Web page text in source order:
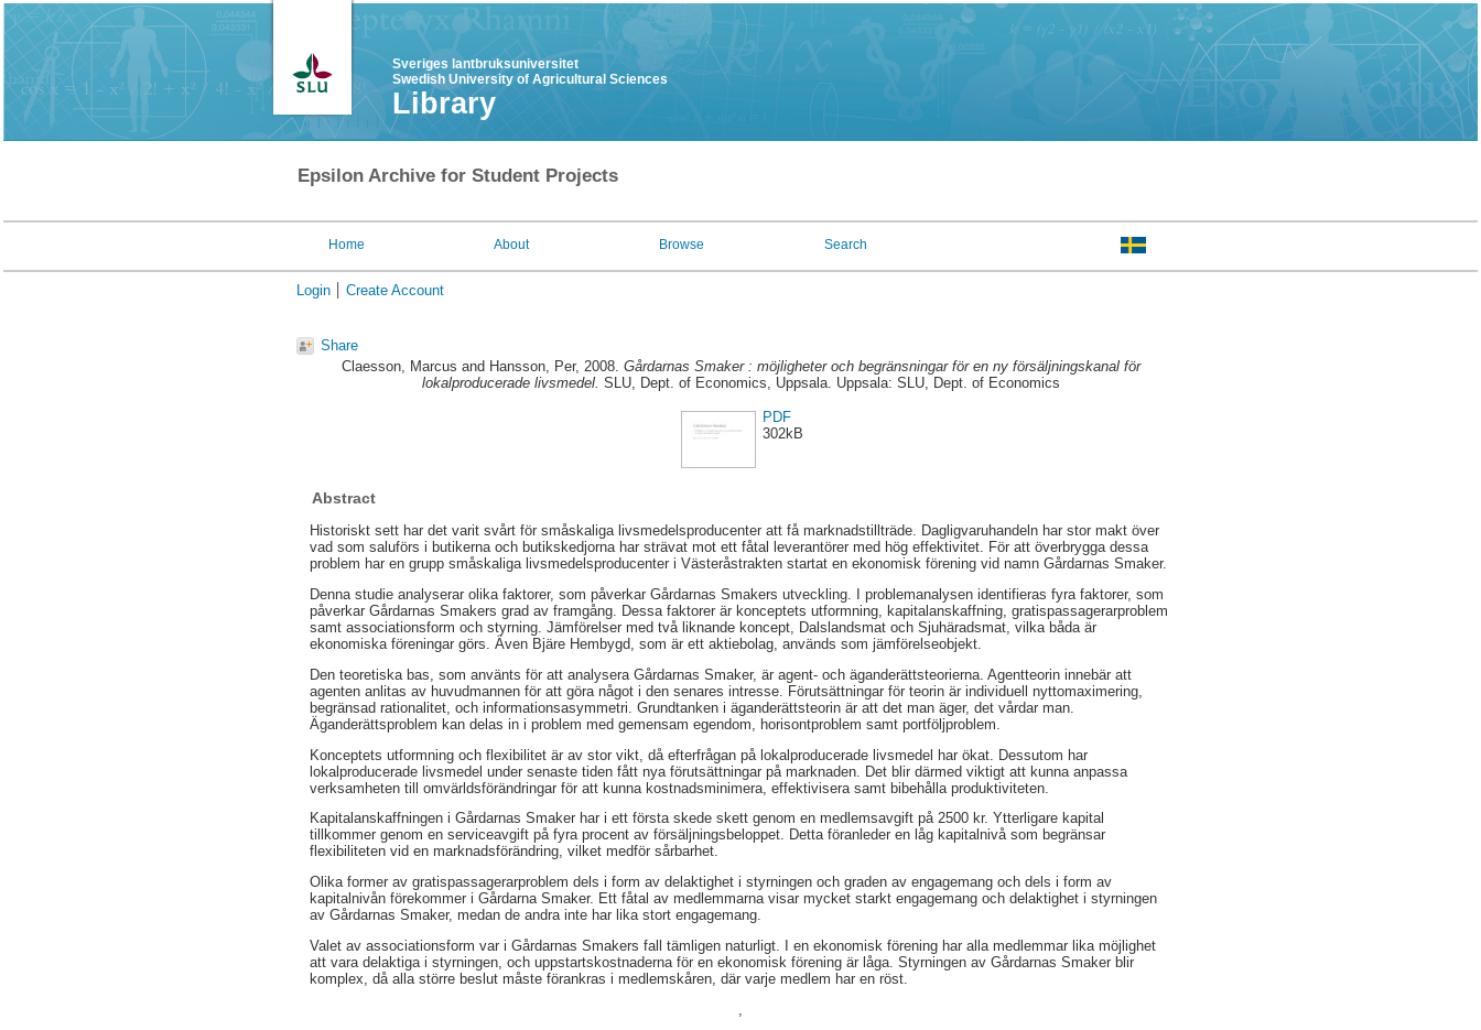
Sveriges lantbruksuniversitet
Swedish University of Agricultural Sciences
Library
Epsilon Archive for Student Projects
Home About Browse Search
Login Create Account
Share
Claesson, Marcus and Hansson, Per, 2008. Gårdarnas Smaker : möjligheter och begränsningar för en ny försäljningskanal för
lokalproducerade livsmedel. SLU, Dept. of Economics, Uppsala. Uppsala: SLU, Dept. of Economics
PDF
302kB
Abstract
Historiskt sett har det varit svårt för småskaliga livsmedelsproducenter att få marknadstillträde. Dagligvaruhandeln har stor makt över
vad som saluförs i butikerna och butikskedjorna har strävat mot ett fåtal leverantörer med hög effektivitet. För att överbrygga dessa
problem har en grupp småskaliga livsmedelsproducenter i Västeråstrakten startat en ekonomisk förening vid namn Gårdarnas Smaker.
Denna studie analyserar olika faktorer, som påverkar Gårdarnas Smakers utveckling. I problemanalysen identifieras fyra faktorer, som
påverkar Gårdarnas Smakers grad av framgång. Dessa faktorer är konceptets utformning, kapitalanskaffning, gratispassagerarproblem
samt associationsform och styrning. Jämförelser med två liknande koncept, Dalslandsmat och Sjuhäradsmat, vilka båda är
ekonomiska föreningar görs. Även Bjäre Hembygd, som är ett aktiebolag, används som jämförelseobjekt.
Den teoretiska bas, som använts för att analysera Gårdarnas Smaker, är agent- och äganderättsteorierna. Agentteorin innebär att
agenten anlitas av huvudmannen för att göra något i den senares intresse. Förutsättningar för teorin är individuell nyttomaximering,
begränsad rationalitet, och informationsasymmetri. Grundtanken i äganderättsteorin är att det man äger, det vårdar man.
Äganderättsproblem kan delas in i problem med gemensam egendom, horisontproblem samt portföljproblem.
Konceptets utformning och flexibilitet är av stor vikt, då efterfrågan på lokalproducerade livsmedel har ökat. Dessutom har
lokalproducerade livsmedel under senaste tiden fått nya förutsättningar på marknaden. Det blir därmed viktigt att kunna anpassa
verksamheten till omvärldsförändringar för att kunna kostnadsminimera, effektivisera samt bibehålla produktiviteten.
Kapitalanskaffningen i Gårdarnas Smaker har i ett första skede skett genom en medlemsavgift på 2500 kr. Ytterligare kapital
tillkommer genom en serviceavgift på fyra procent av försäljningsbeloppet. Detta föranleder en låg kapitalnivå som begränsar
flexibiliteten vid en marknadsförändring, vilket medför sårbarhet.
Olika former av gratispassagerarproblem dels i form av delaktighet i styrningen och graden av engagemang och dels i form av
kapitalnivån förekommer i Gårdarna Smaker. Ett fåtal av medlemmarna visar mycket starkt engagemang och delaktighet i styrningen
av Gårdarnas Smaker, medan de andra inte har lika stort engagemang.
Valet av associationsform var i Gårdarnas Smakers fall tämligen naturligt. I en ekonomisk förening har alla medlemmar lika möjlighet
att vara delaktiga i styrningen, och uppstartskostnaderna för en ekonomisk förening är låga. Styrningen av Gårdarnas Smaker blir
komplex, då alla större beslut måste förankras i medlemskåren, där varje medlem har en röst.